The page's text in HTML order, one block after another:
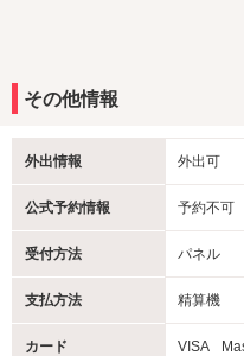
その他情報
外出情報 外出可
公式予約情報 予約不可
受付方法 パネル
支払方法 精算機
カード VISA